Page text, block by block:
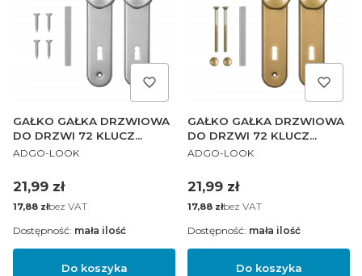
GAŁKO GAŁKA DRZWIOWA
DO DRZWI 72 KLUCZ
SREBRNA PL
PRODUCENT
ADGO-LOOK
Cena
21,99 zł
Cena
17,88 złbez VAT
Do koszyka
Dostępność: mała ilość
GAŁKO GAŁKA DRZWIOWA
DO DRZWI 72 KLUCZ
ZŁOTA PL
PRODUCENT
ADGO-LOOK
Cena
21,99 zł
Cena
17,88 złbez VAT
Do koszyka
Dostępność: mała ilość